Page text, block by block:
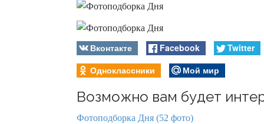
Вконтакте Facebook
Twitter
Одноклассники
Мой мир
Возможно вам будет
Фотоподборка Дня (52 фото)